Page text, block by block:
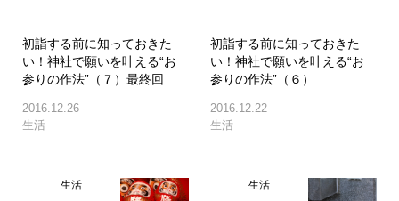
初詣する前に知っておきた
い！神社で願いを叶える“お
参りの作法”（７）最終回
2016.12.26
生活
初詣する前に知っておきた
い！神社で願いを叶える“お
参りの作法”（６）
2016.12.22
生活
生活 生活